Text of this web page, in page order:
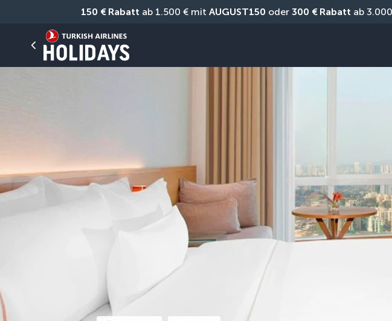
150 € Rabatt ab 1.500 € mit AUGUST150 oder 300 € Rabatt ab